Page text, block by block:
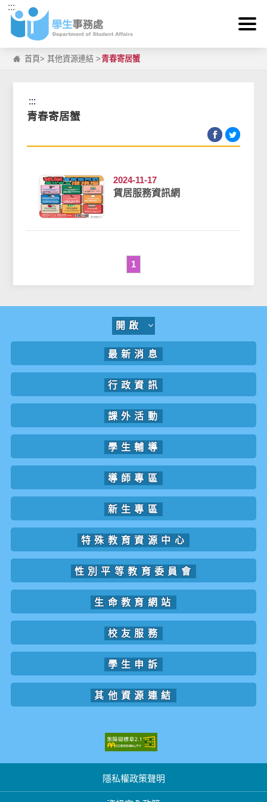
跳到主要內容區塊
:::
首頁>其他資源連結 >青春寄居蟹
:::
青春寄居蟹
2024-11-17
賃居服務資訊網
1
開啟
最新消息
行政資訊
課外活動
學生輔導
導師專區
新生專區
特殊教育資源中心
性別平等教育委員會
生命教育網站
校友服務
學生申訴
其他資源連結
隱私權政策聲明